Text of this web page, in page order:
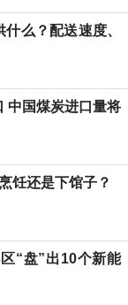
么？配送速度、
中国煤炭进口量将
饪还是下馆子？
“盘”出10个新能